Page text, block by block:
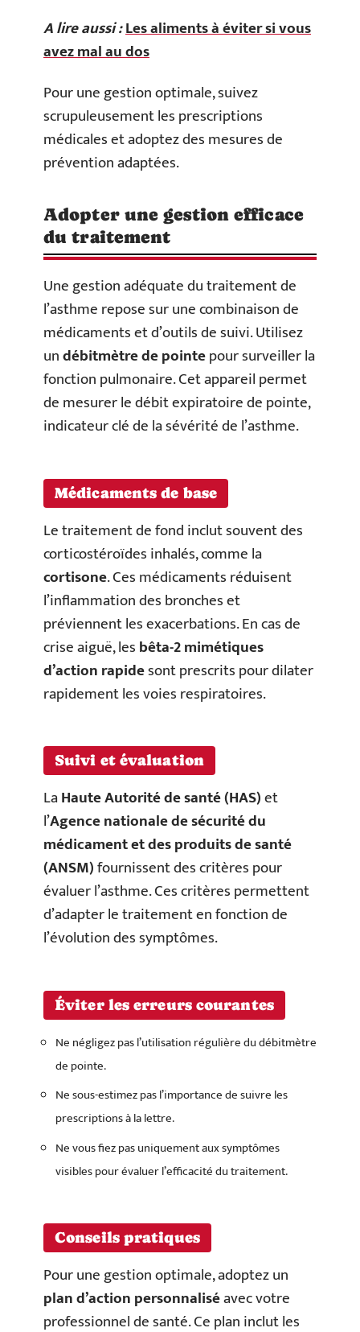
A lire aussi :Les aliments à éviter si vous
avez mal au dos
Pour une gestion optimale, suivez
scrupuleusement les prescriptions
médicales et adoptez des mesures de
prévention adaptées.
Adopter une gestion efficace
du traitement
Une gestion adéquate du traitement de
l’asthme repose sur une combinaison de
médicaments et d’outils de suivi. Utilisez
undébitmètre de pointepour surveiller la
fonction pulmonaire. Cet appareil permet
de mesurer le débit expiratoire de pointe,
indicateur clé de la sévérité de l’asthme.
Médicaments de base
Le traitement de fond inclut souvent des
corticostéroïdes inhalés, comme la
cortisone. Ces médicaments réduisent
l’inflammation des bronches et
préviennent les exacerbations. En cas de
crise aiguë, lesbêta-2 mimétiques
d’action rapidesont prescrits pour dilater
rapidement les voies respiratoires.
Suivi et évaluation
LaHaute Autorité de santé (HAS)et
l’Agence nationale de sécurité du
médicament et des produits de santé
(ANSM)fournissent des critères pour
évaluer l’asthme. Ces critères permettent
d’adapter le traitement en fonction de
l’évolution des symptômes.
Éviter les erreurs courantes
Ne négligez pas l’utilisation régulière du débitmètre
de pointe.
Ne sous-estimez pas l’importance de suivre les
prescriptions à la lettre.
Ne vous fiez pas uniquement aux symptômes
visibles pour évaluer l’efficacité du traitement.
Conseils pratiques
Pour une gestion optimale, adoptez un
plan d’action personnaliséavec votre
professionnel de santé. Ce plan inclut les